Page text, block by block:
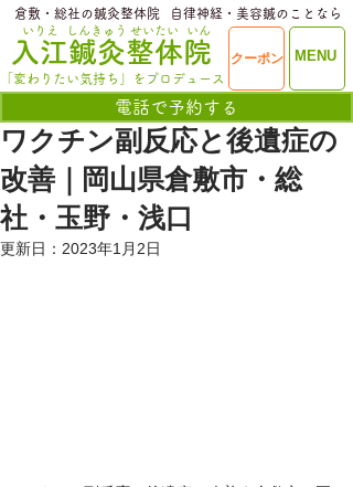
ME
​入江鍼灸整体院
いりえ
MENU
クーポン
電話で予約する
せいたい
しんきゅう いん
「変わりたい気持ち」をプロデュース
​倉敷・総社の鍼灸整体院 ​自律神経・美容鍼のことなら
ワクチン副反応と後遺症の
改善｜岡山県倉敷市・総
社・玉野・浅口
更新日： 2023年1月2日